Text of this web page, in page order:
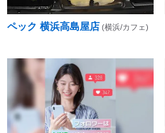
ペック 横浜高島屋店 (横浜/カフェ)